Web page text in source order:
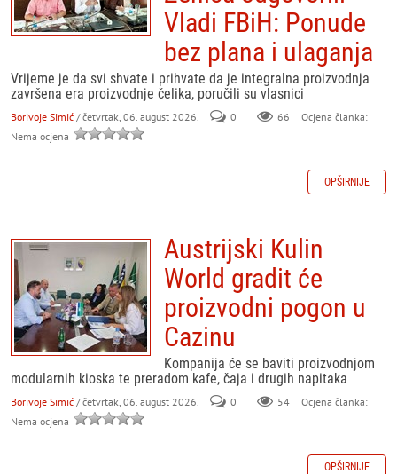
Vladi FBiH: Ponude
bez plana i ulaganja
Vrijeme je da svi shvate i prihvate da je integralna proizvodnja
završena era proizvodnje čelika, poručili su vlasnici
Borivoje Simić / četvrtak, 06. august 2026. 0 66
Ocjena članka:
Nema ocjena
OPŠIRNIJE
Austrijski Kulin
World gradit će
proizvodni pogon u
Cazinu
Kompanija će se baviti proizvodnjom
modularnih kioska te preradom kafe, čaja i drugih napitaka
Borivoje Simić / četvrtak, 06. august 2026. 0 54
Ocjena članka:
Nema ocjena
OPŠIRNIJE